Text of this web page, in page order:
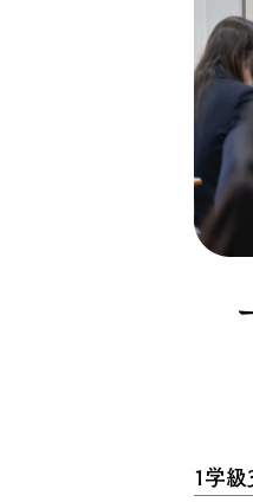
1学級